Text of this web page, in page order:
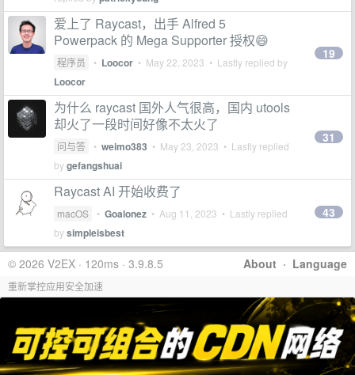
爱上了 Raycast，出手 Alfred 5
Powerpack 的 Mega Supporter 授权😄
程序员 • Loocor • May 22, 2023 • Lastly replied by
Loocor
19
为什么 raycast 国外人气很高，国内 utools
却火了一段时间好像不太火了
问与答 • weimo383 • May 23, 2023 • Lastly replied
bygefangshuai
31
Raycast AI 开始收费了
macOS • Goalonez • Aug 11, 2023 • Lastly replied
bysimpleisbest
43
About · Language
© 2026 V2EX · 120ms · 3.9.8.5
重新掌控应用安全加速